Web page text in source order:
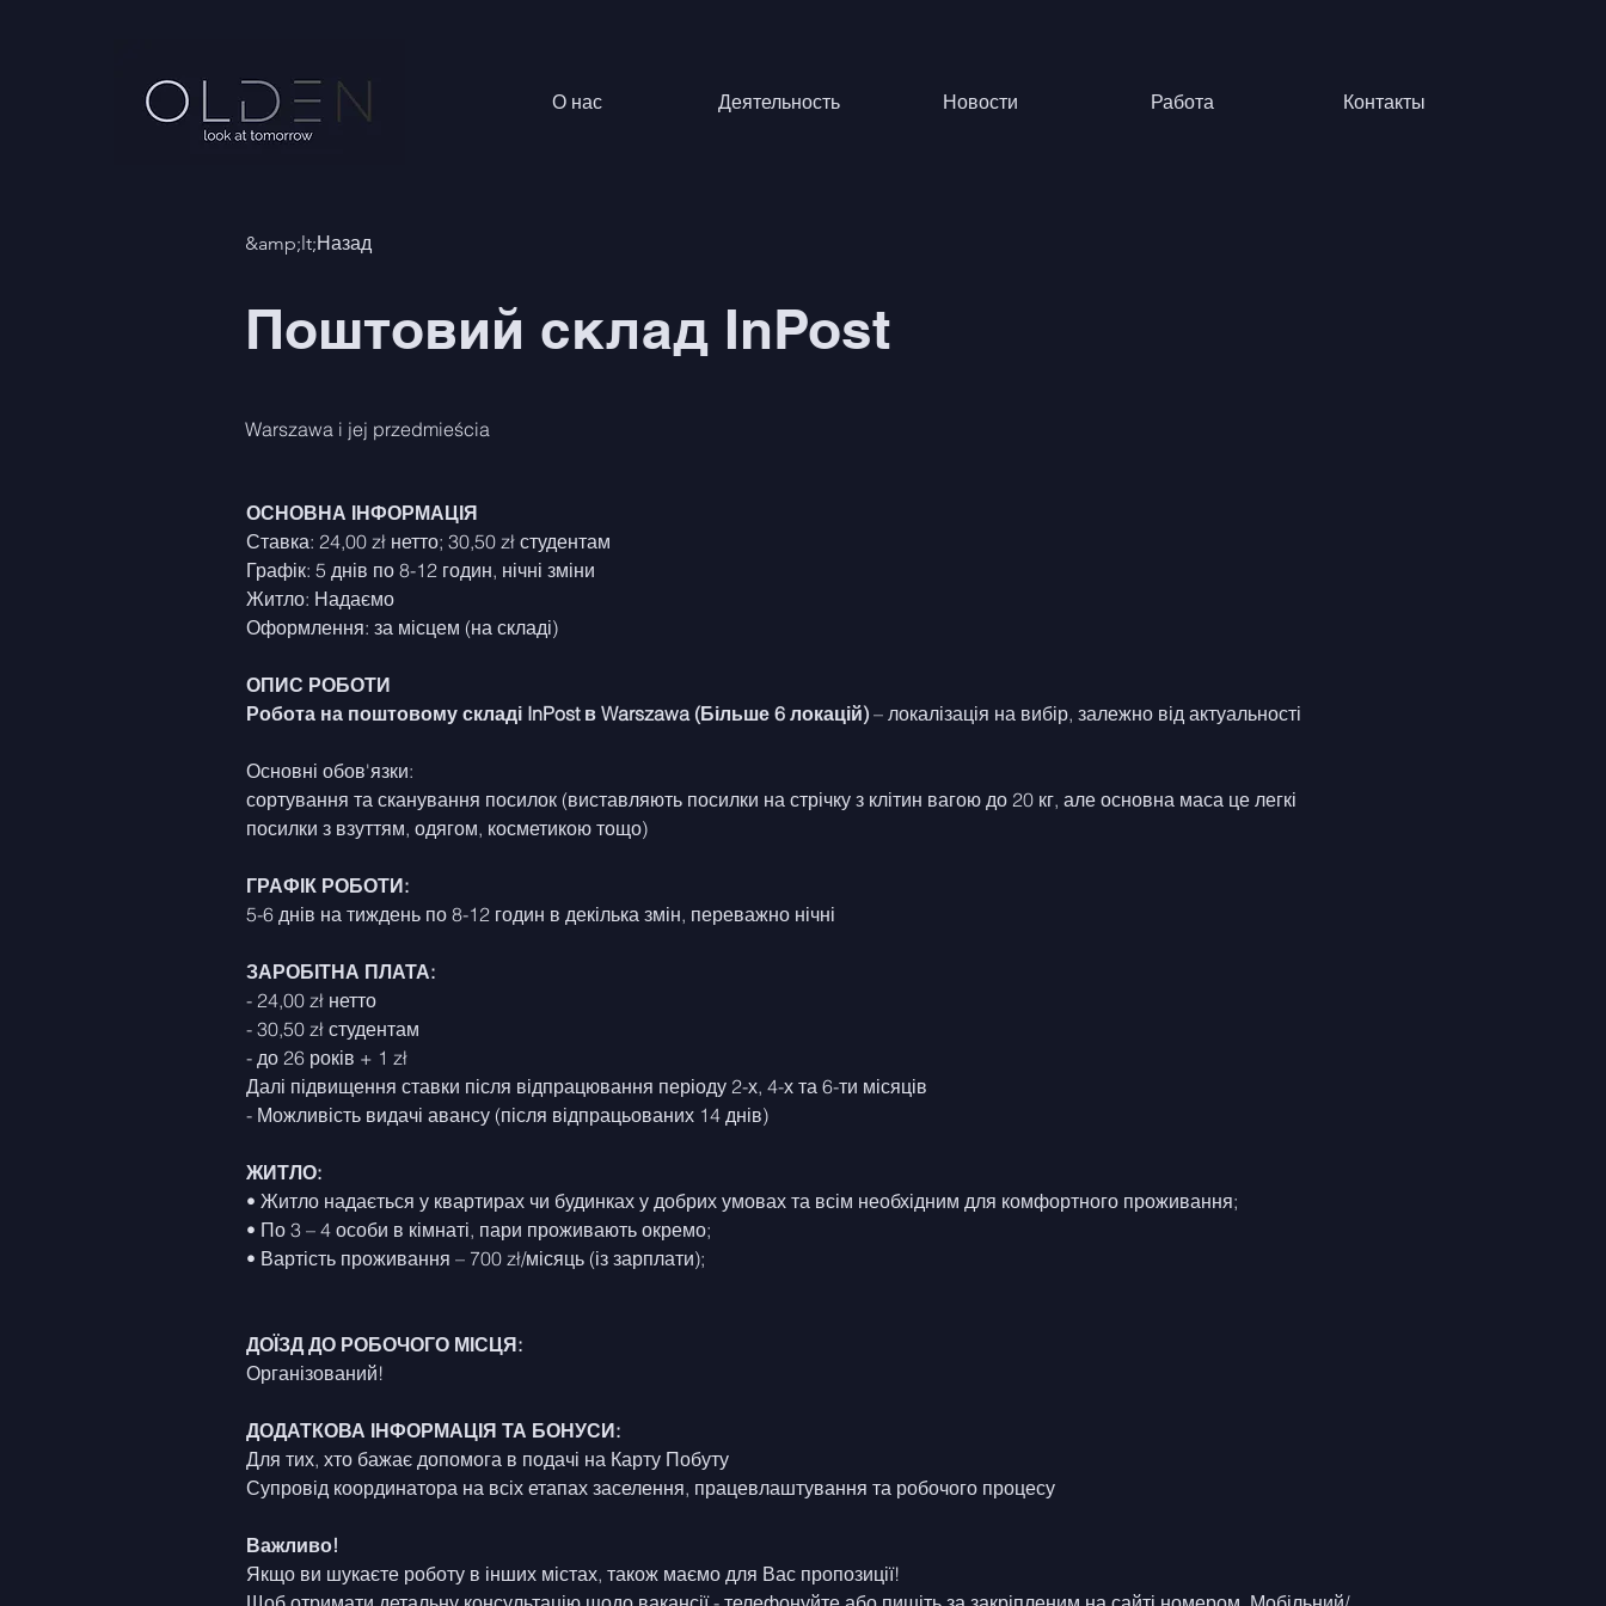
О нас Деятельность Новости Работа Контакты
&amp;lt;Назад
Поштовий склад InPost
Warszawa i jej przedmieścia
ОСНОВНА ІНФОРМАЦІЯ
Ставка: 24,00 zł нетто; 30,50 zł студентам
Графік: 5 днів по 8-12 годин, нічні зміни
Житло: Надаємо
Оформлення: за місцем (на складі)
ОПИС РОБОТИ
Робота на поштовому складі InPost в Warszawa (Більше 6 локацій) – локалізація на вибір, залежно від актуальності
Основні обов'язки:
сортування та сканування посилок (виставляють посилки на стрічку з клітин вагою до 20 кг, але основна маса це легкі
посилки з взуттям, одягом, косметикою тощо)
ГРАФІК РОБОТИ:
5-6 днів на тиждень по 8-12 годин в декілька змін, переважно нічні
ЗАРОБІТНА ПЛАТА:
- 24,00 zł нетто
- 30,50 zł студентам
- до 26 років + 1 zł
Далі підвищення ставки після відпрацювання періоду 2-х, 4-х та 6-ти місяців
- Можливість видачі авансу (після відпрацьованих 14 днів)
ЖИТЛО:
• Житло надається у квартирах чи будинках у добрих умовах та всім необхідним для комфортного проживання;
• По 3 – 4 особи в кімнаті, пари проживають окремо;
• Вартість проживання – 700 zł/місяць (із зарплати);
ДОЇЗД ДО РОБОЧОГО МІСЦЯ:
Організований!
ДОДАТКОВА ІНФОРМАЦІЯ ТА БОНУСИ:
Для тих, хто бажає допомога в подачі на Карту Побуту
Супровід координатора на всіх етапах заселення, працевлаштування та робочого процесу
Важливо!
Якщо ви шукаєте роботу в інших містах, також маємо для Вас пропозиції!